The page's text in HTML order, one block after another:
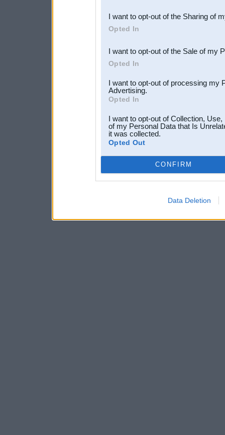
Downstream Participants
third parties.
I want to opt-out of the Sharing of
Opted In
I want to opt-out of the Sale of my
Opted In
I want to opt-out of processing my
Advertising.
Opted In
I want to opt-out of Collection,
of my Personal Data that Is
it was collected.
Opted Out
CONFIRM
Data Deletion